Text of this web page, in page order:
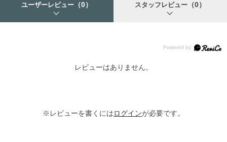
ユーザーレビュー （0） スタッフレビュー （0）
レビューはありません。
※レビューを書くにはログインが必要です。